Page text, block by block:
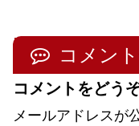
コメン
コメントをどう
メールアドレスが